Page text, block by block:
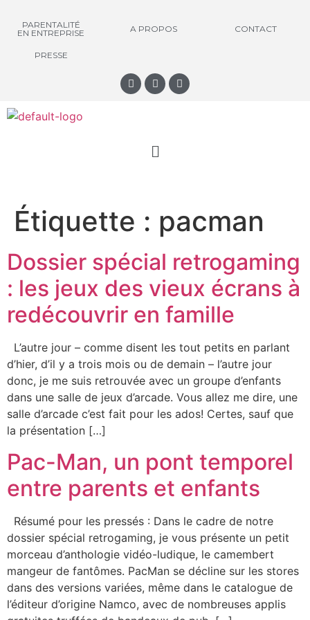
PARENTALITÉ
EN ENTREPRISE
A PROPOS CONTACT
PRESSE
Étiquette : pacman
Dossier spécial retrogaming
: les jeux des vieux écrans à
redécouvrir en famille
L’autre jour – comme disent les tout petits en parlant
d’hier, d’il y a trois mois ou de demain – l’autre jour
donc, je me suis retrouvée avec un groupe d’enfants
dans une salle de jeux d’arcade. Vous allez me dire, une
salle d’arcade c’est fait pour les ados! Certes, sauf que
la présentation […]
Pac-Man, un pont temporel
entre parents et enfants
Résumé pour les pressés : Dans le cadre de notre
dossier spécial retrogaming, je vous présente un petit
morceau d’anthologie vidéo-ludique, le camembert
mangeur de fantômes. PacMan se décline sur les stores
dans des versions variées, même dans le catalogue de
l’éditeur d’origine Namco, avec de nombreuses applis